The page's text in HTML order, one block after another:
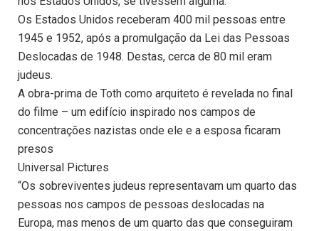
Os Estados Unidos receberam 400 mil pessoas entre
1945 e 1952, após a promulgação da Lei das Pessoas
Deslocadas de 1948. Destas, cerca de 80 mil eram
judeus.
A obra-prima de Toth como arquiteto é revelada no final
do filme – um edifício inspirado nos campos de
concentrações nazistas onde ele e a esposa ficaram
presos
Universal Pictures
“Os sobreviventes judeus representavam um quarto das
pessoas nos campos de pessoas deslocadas na
Europa, mas menos de um quarto das que conseguiram